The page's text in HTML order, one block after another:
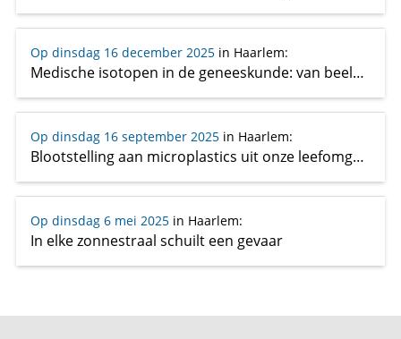
Op dinsdag 16 december 2025in Haarlem:
Medische isotopen in de geneeskunde: van beeld tot bed
Op dinsdag 16 september 2025in Haarlem:
Blootstelling aan microplastics uit onze leefomgeving
Op dinsdag 6 mei 2025in Haarlem:
In elke zonnestraal schuilt een gevaar